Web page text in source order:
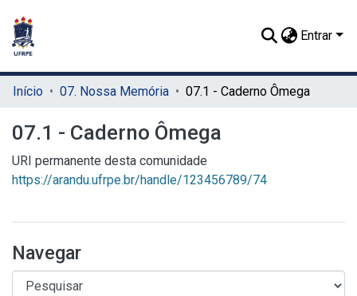
Entrar
Início 07. Nossa Memória 07.1 - Caderno Ômega
07.1 - Caderno Ômega
URI permanente desta comunidade
https://arandu.ufrpe.br/handle/123456789/74
Navegar